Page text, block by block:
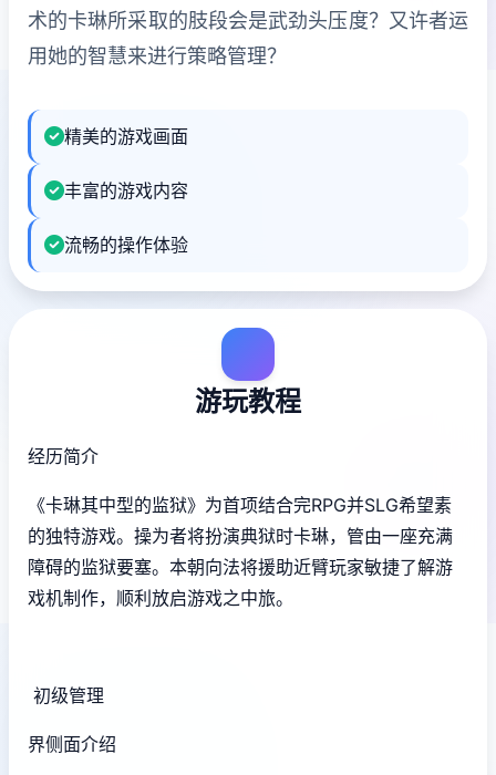
术的卡琳所采取的肢段会是武劲头压度？又许者运
用她的智慧来进行策略管理？
精美的游戏画面
丰富的游戏内容
流畅的操作体验
游玩教程
经历简介
《卡琳其中型的监狱》为首项结合完RPG并SLG希望素
的独特游戏。操为者将扮演典狱时卡琳，管由一座充满
障碍的监狱要塞。本朝向法将援助近臂玩家敏捷了解游
戏机制作，顺利放启游戏之中旅。
初级管理
界侧面介绍